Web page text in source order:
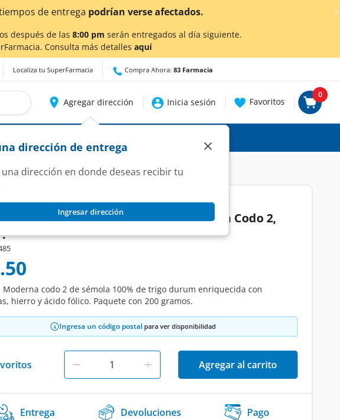
¡Ahora también en Aguascalientes!
después de las 8:00 pm serán entregados al día siguiente.
Consulta más detalles aquí
Localiza tu SuperFarmacia Compra Ahora: 83 Farmacia
Agregar dirección
dirección de entrega
una dirección en donde deseas recibir tu
Ingresar dirección
×
Inicia sesión Favoritos
0
de Sémola de Trigo Durum La Moderna Codo 2,
Moderna codo 2 de sémola 100% de trigo durum enriquecida con
hierro y ácido fólico. Paquete con 200 gramos.
Ingresa un código postal para ver disponibilidad
Agregar al carrito
Entrega Devoluciones Pago